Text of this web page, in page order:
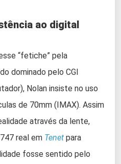
ao digital
“fetiche” pela
dominado pelo CGI
Nolan insiste no uso
de 70mm (IMAX). Assim
através da lente,
real em Tenet para
fosse sentido pelo